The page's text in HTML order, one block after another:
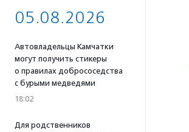
05.08.2026
Автовладельцы Камчатки
могут получить стикеры
о правилах добрососедства
с бурыми медведями
18:02
Для родственников